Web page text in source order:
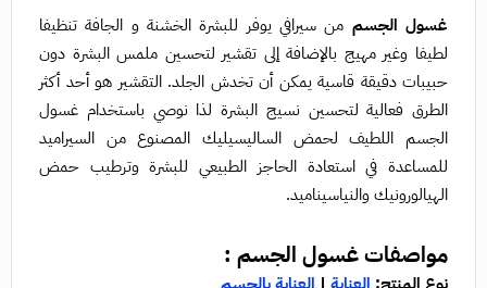
غسول الجسم من سيرافي يوفر للبشرة الخشنة و الجافة تنظيفا
لطيفا وغير مهيج بالإضافة إلى تقشير لتحسين ملمس البشرة دون
حبيبات دقيقة قاسية يمكن أن تخدش الجلد. التقشير هو أحد أكثر
الطرق فعالية لتحسين نسيج البشرة لذا نوصي باستخدام غسول
الجسم اللطيف لحمض الساليسيليك المصنوع من السيراميد
للمساعدة في استعادة الحاجز الطبيعي للبشرة وترطيب حمض
الهيالورونيك والنياسيناميد.
مواصفات غسول الجسم :
نوع المنتج: العناية | العناية بالجسم